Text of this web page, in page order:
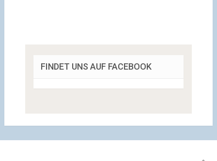
FINDET UNS AUF FACEBOOK